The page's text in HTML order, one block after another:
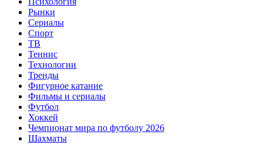
Рынки
Сериалы
Спорт
ТВ
Теннис
Технологии
Тренды
Фигурное катание
Фильмы и сериалы
Футбол
Хоккей
Чемпионат мира по футболу 2026
Шахматы